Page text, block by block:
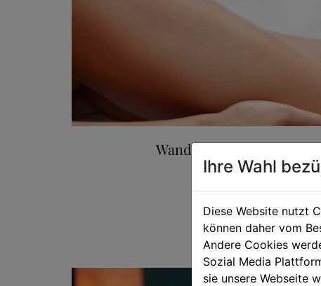
Wandern, Schule oder
Ihre Wahl
Diese Website nutzt
können daher vom
Andere Cookies
Sozial Media
sie unsere Webseite